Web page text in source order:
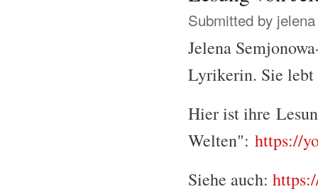
Submitted by jelena
Jelena
Lyrikerin. Sie
Hier ist ihre
Welten": https://
Siehe auch: